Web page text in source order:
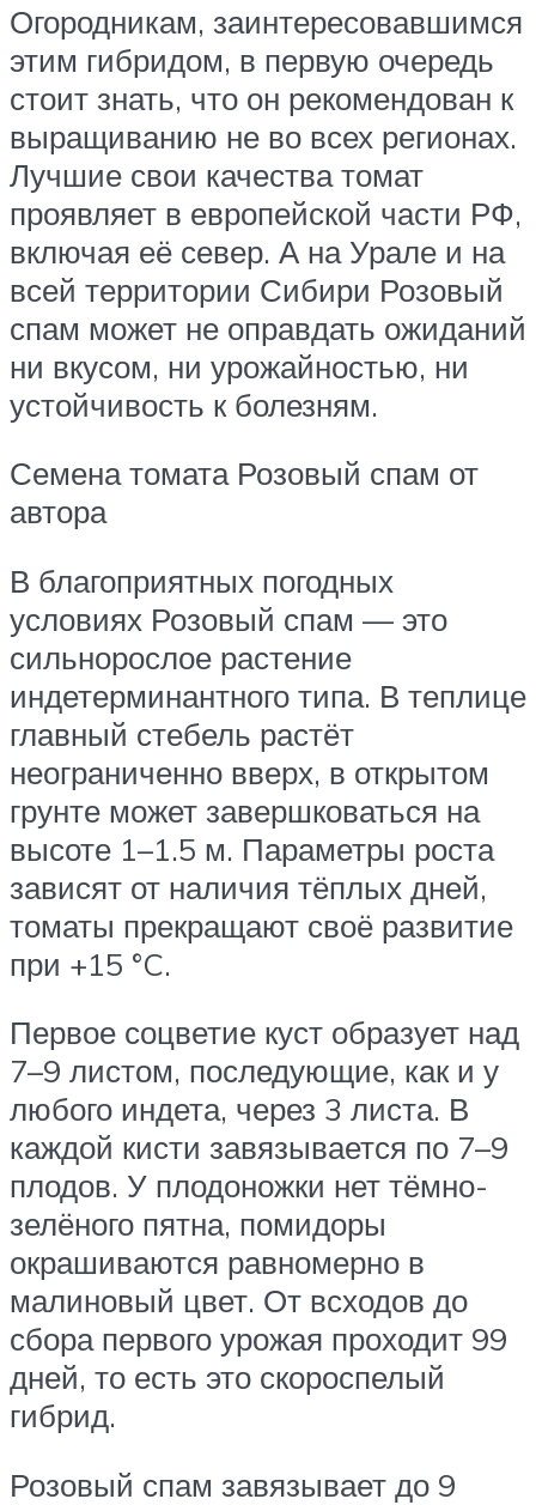
Огородникам, заинтересовавшимся
этим гибридом, в первую очередь
стоит знать, что он рекомендован к
выращиванию не во всех регионах.
Лучшие свои качества томат
проявляет в европейской части РФ,
включая её север. А на Урале и на
всей территории Сибири Розовый
спам может не оправдать ожиданий
ни вкусом, ни урожайностью, ни
устойчивость к болезням.
Семена томата Розовый спам от
автора
В благоприятных погодных
условиях Розовый спам — это
сильнорослое растение
индетерминантного типа. В теплице
главный стебель растёт
неограниченно вверх, в открытом
грунте может завершковаться на
высоте 1–1.5 м. Параметры роста
зависят от наличия тёплых дней,
томаты прекращают своё развитие
при +15 °C.
Первое соцветие куст образует над
7–9 листом, последующие, как и у
любого индета, через 3 листа. В
каждой кисти завязывается по 7–9
плодов. У плодоножки нет тёмно-
зелёного пятна, помидоры
окрашиваются равномерно в
малиновый цвет. От всходов до
сбора первого урожая проходит 99
дней, то есть это скороспелый
гибрид.
Розовый спам завязывает до 9